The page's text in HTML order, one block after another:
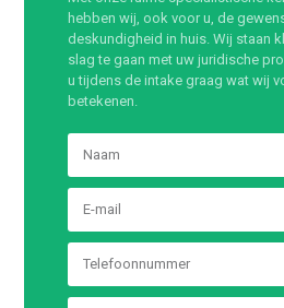
hebben wij, ook voor u, de
deskundigheid in huis. Wij staan
slag te gaan met uw juridische
u tijdens de intake graag wat wij
betekenen.